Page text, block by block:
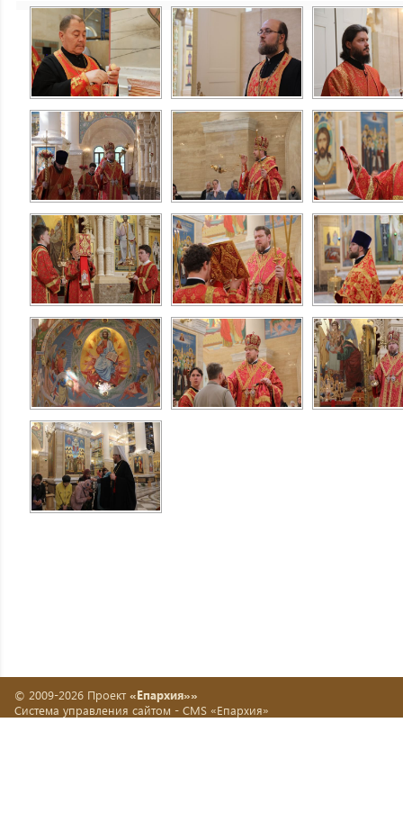
© 2009-2026 Проект «Епархия»»
Система управления сайтом - CMS «Епархия»